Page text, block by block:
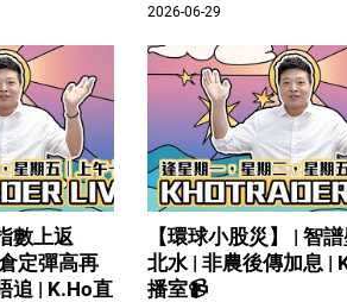
2026-06-29
數上返
定彈高再
追 | K.Ho直
【環球小股災】 | 智
北水 | 非農後傳加息 |
播室📹